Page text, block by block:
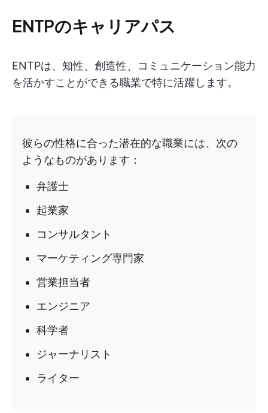
ENTPのキャリアパス
ENTPは、知性、創造性、コミュニケーション能力
を活かすことができる職業で特に活躍します。
彼らの性格に合った潜在的な職業には、次の
ようなものがあります：
弁護士
起業家
コンサルタント
マーケティング専門家
営業担当者
エンジニア
科学者
ジャーナリスト
ライター